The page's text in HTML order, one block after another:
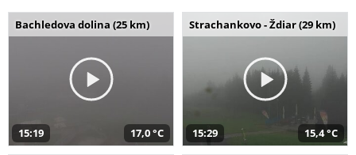
Bachledova dolina (25 km)
15:19 17,0 °C
Strachankovo - Ždiar (29 km)
15:29 15,4 °C